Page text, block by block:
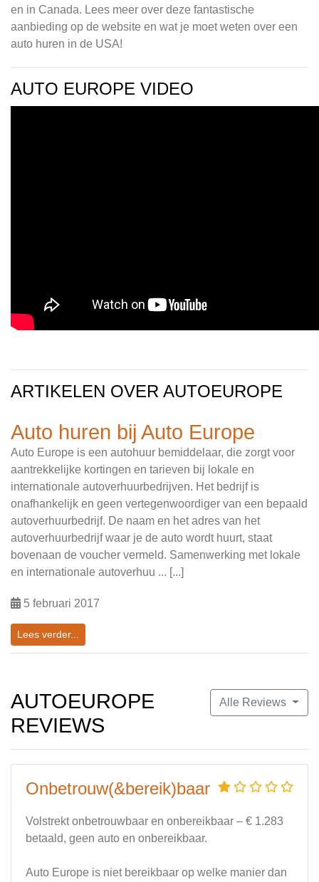
en in Canada. Lees meer over deze fantastische
aanbieding op de website en wat je moet weten over een
auto huren in de USA!
AUTO EUROPE VIDEO
ARTIKELEN OVER AUTOEUROPE
Auto huren bij Auto Europe
Auto Europe is een autohuur bemiddelaar, die zorgt voor
aantrekkelijke kortingen en tarieven bij lokale en
internationale autoverhuurbedrijven. Het bedrijf is
onafhankelijk en geen vertegenwoordiger van een bepaald
autoverhuurbedrijf. De naam en het adres van het
autoverhuurbedrijf waar je de auto wordt huurt, staat
bovenaan de voucher vermeld. Samenwerking met lokale
en internationale autoverhuu ... [...]
5 februari 2017
Lees verder...
Alle Reviews
AUTOEUROPE
REVIEWS
Onbetrouw(&bereik)baar
Volstrekt onbetrouwbaar en onbereikbaar – € 1.283
betaald, geen auto en onbereikbaar.
Auto Europe is niet bereikbaar op welke manier dan